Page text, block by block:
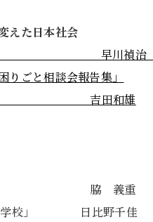
えた日本社会
に関して 早川禎治
りごと相談会報告集」
吉田和雄
脇 義重 ２
ブ学校」 日比野千佳